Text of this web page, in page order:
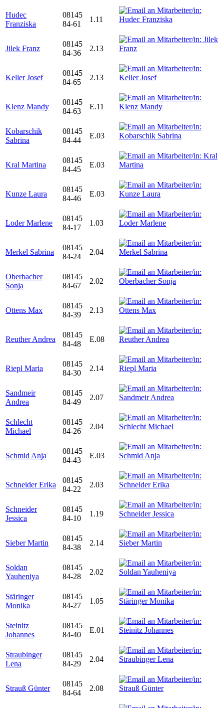
Hudec
Franziska
08145
84-61
1.11
Jilek Franz
08145
84-36
2.13
Keller Josef
08145
84-65
2.13
Klenz Mandy
08145
84-63
E.11
Kobarschik
Sabrina
08145
84-44
E.03
Kral Martina
08145
84-45
E.03
Kunze Laura
08145
84-46
E.03
Loder Marlene
08145
84-17
1.03
Merkel Sabrina
08145
84-24
2.04
Oberbacher
Sonja
08145
84-67
2.02
Ottens Max
08145
84-39
2.13
Reuther Andrea
08145
84-48
E.08
Riepl Maria
08145
84-30
2.14
Sandmeir
Andrea
08145
84-49
2.07
Schlecht
Michael
08145
84-26
2.04
Schmid Anja
08145
84-43
E.03
Schneider Erika
08145
84-22
2.03
Schneider
Jessica
08145
84-10
1.19
Sieber Martin
08145
84-38
2.14
Soldan
Yauheniya
08145
84-28
2.02
Stäringer
Monika
08145
84-27
1.05
Steinitz
Johannes
08145
84-40
E.01
Straubinger
Lena
08145
84-29
2.04
Strauß Günter
08145
84-64
2.08